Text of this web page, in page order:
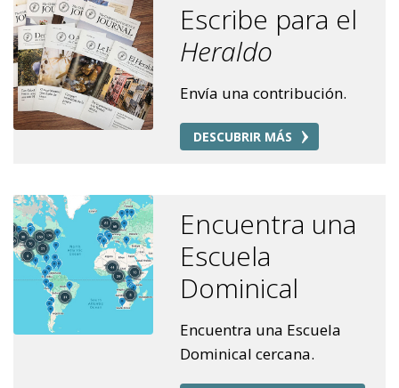
Escribe para el
Heraldo
Envía una contribución.
DESCUBRIR MÁS
Encuentra una
Escuela
Dominical
Encuentra una Escuela
Dominical cercana.